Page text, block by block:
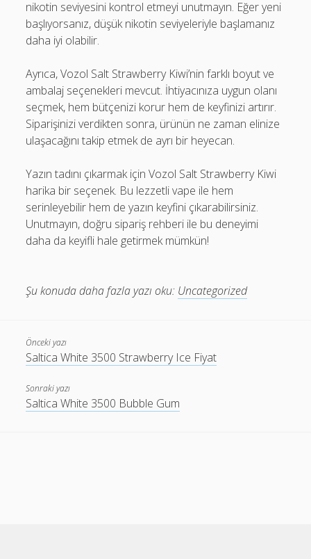
nikotin seviyesini kontrol etmeyi unutmayın. Eğer yeni
başlıyorsanız, düşük nikotin seviyeleriyle başlamanız
daha iyi olabilir.
Ayrıca, Vozol Salt Strawberry Kiwi’nin farklı boyut ve
ambalaj seçenekleri mevcut. İhtiyacınıza uygun olanı
seçmek, hem bütçenizi korur hem de keyfinizi artırır.
Siparişinizi verdikten sonra, ürünün ne zaman elinize
ulaşacağını takip etmek de ayrı bir heyecan.
Yazın tadını çıkarmak için Vozol Salt Strawberry Kiwi
harika bir seçenek. Bu lezzetli vape ile hem
serinleyebilir hem de yazın keyfini çıkarabilirsiniz.
Unutmayın, doğru sipariş rehberi ile bu deneyimi
daha da keyifli hale getirmek mümkün!
Şu konuda daha fazla yazı oku: Uncategorized
Önceki yazı
Saltica White 3500 Strawberry Ice Fiyat
Sonraki yazı
Saltica White 3500 Bubble Gum